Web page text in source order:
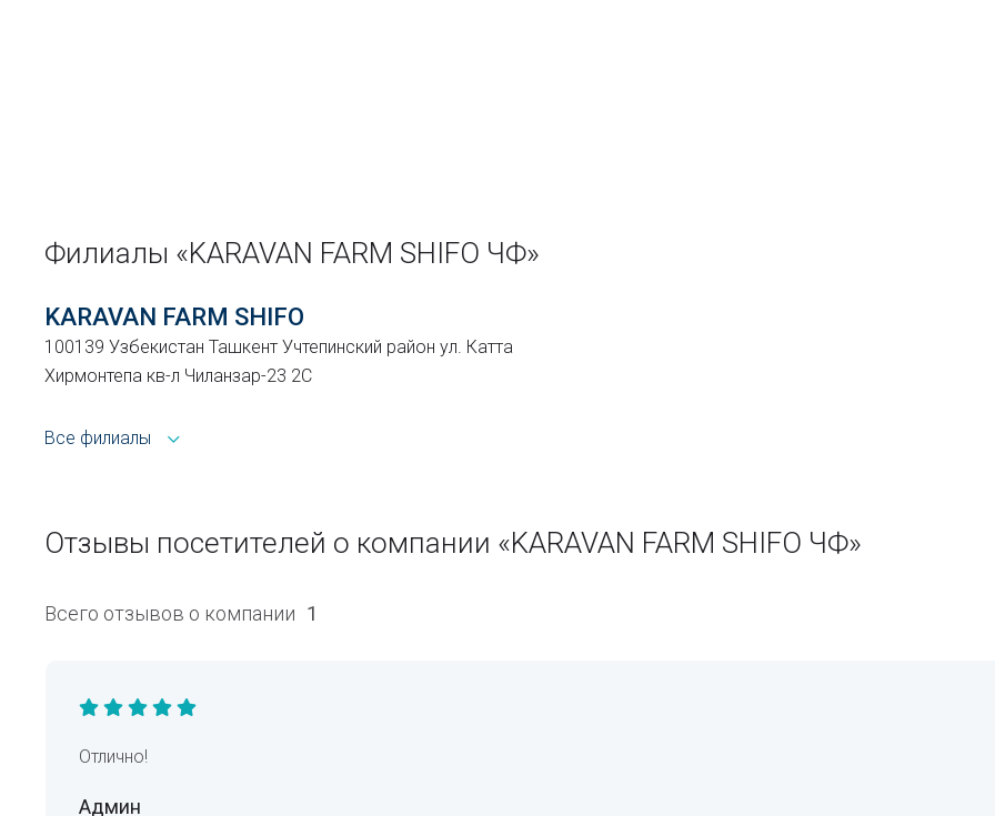
Филиалы «KARAVAN FARM SHIFO ЧФ»
KARAVAN FARM SHIFO
100139 Узбекистан Ташкент Учтепинский район ул. Катта
Хирмонтепа кв-л Чиланзар-23 2С
Все филиалы
Отзывы посетителей о компании «KARAVAN FARM SHIFO ЧФ»
Всего отзывов о компании 1
Отлично!
Админ